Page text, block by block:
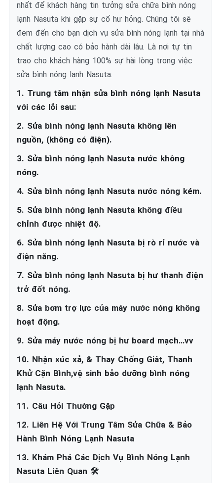
nhất để khách hàng tin tưởng sửa chữa bình nóng
lạnh Nasuta khi gặp sự cố hư hỏng. Chúng tôi sẽ
đem đến cho bạn dịch vụ sửa bình nóng lạnh tại nhà
chất lượng cao có bảo hành dài lâu. Là nơi tự tin
trao cho khách hàng 100% sự hài lòng trong việc
sửa bình nóng lạnh Nasuta.
1. Trung tâm nhận sửa bình nóng lạnh Nasuta
với các lỗi sau:
2. Sửa bình nóng lạnh Nasuta không lên
nguồn, (không có điện).
3. Sửa bình nóng lạnh Nasuta nước không
nóng.
4. Sửa bình nóng lạnh Nasuta nước nóng kém.
5. Sửa bình nóng lạnh Nasuta không điều
chỉnh được nhiệt độ.
6. Sửa bình nóng lạnh Nasuta bị rò rỉ nước và
điện năng.
7. Sửa bình nóng lạnh Nasuta bị hư thanh điện
trở đốt nóng.
8. Sửa bơm trợ lực của máy nước nóng không
hoạt động.
9. Sửa máy nước nóng bị hư board mạch…vv
10. Nhận xúc xả, & Thay Chống Giât, Thanh
Khử Cặn Bình,vệ sinh bảo dưỡng bình nóng
lạnh Nasuta.
11. Câu Hỏi Thường Gặp
12. Liên Hệ Với Trung Tâm Sửa Chữa & Bảo
Hành Bình Nóng Lạnh Nasuta
13. Khám Phá Các Dịch Vụ Bình Nóng Lạnh
Nasuta Liên Quan 🛠️